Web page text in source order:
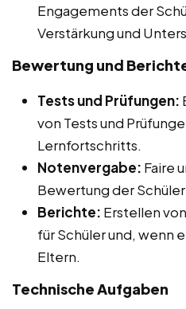
Engagements der
Verstärkung und
Bewertung und
Tests und Prüfungen:
von Tests und
Lernfortschritts.
Notenvergabe: Faire
Bewertung der
Berichte: Erstellen
für Schüler und, wenn
Eltern.
Technische Aufgaben